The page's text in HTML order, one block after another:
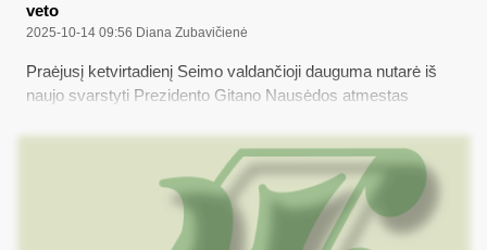
veto
2025-10-14 09:56 Diana Zubavičienė
Praėjusį ketvirtadienį Seimo valdančioji dauguma nutarė iš
naujo svarstyti Prezidento Gitano Nausėdos atmestas
palengvinti valdiškomis kompensacijomis nepagrįstai
susigundžiusių 2019-2023 metų kadencijos savivaldybių
tarybų narių, vadinamųjų „čekutininkų“, gyvenimą...